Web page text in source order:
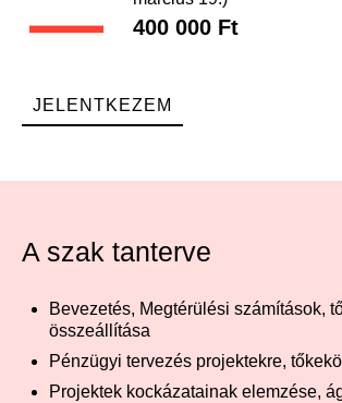
400 000 Ft
JELENTKEZEM
A szak tanterve
Bevezetés, Megtérülési számítások,
összeállítása
Pénzügyi tervezés projektekre,
Projektek kockázatainak elemzése,